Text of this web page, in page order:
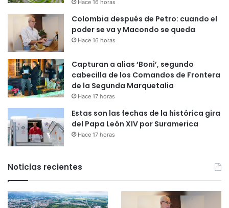
Hace 16 horas
Colombia después de Petro: cuando el
poder se va y Macondo se queda
Hace 16 horas
Capturan a alias ‘Boni’, segundo
cabecilla de los Comandos de Frontera
de la Segunda Marquetalia
Hace 17 horas
Estas son las fechas de la histórica gira
del Papa León XIV por Suramerica
Hace 17 horas
Noticias recientes